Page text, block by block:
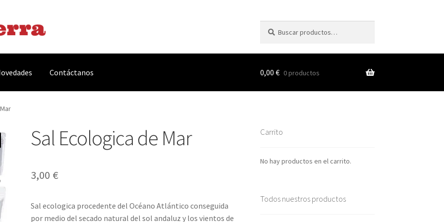
por:
Contáctanos
Carnes y Embutidos
Complementos y Servicios Métodos de pago Mi cuenta
Y Cookies
0,00 € 0 productos
Sal Ecologica de Mar
3,00 €
Sal ecologica procedente del Océano Atlántico conseguida
por medio del secado natural del sol andaluz y los vientos de
Carrito
No hay productos en el carrito.
Todos nuestros productos